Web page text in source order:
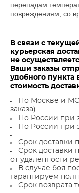
перепадам
повреждениям, со
В связи с
курьерская
не
Ваши заказы
удобного
стоимость
По Москве и
заказа)
По России при
По России при
Срок доставки
Срок доставки
от удалённости
В случае боя
гарантируем
Срок возврата